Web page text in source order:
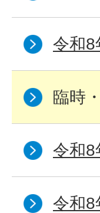
令和8
臨時
令和8
令和8